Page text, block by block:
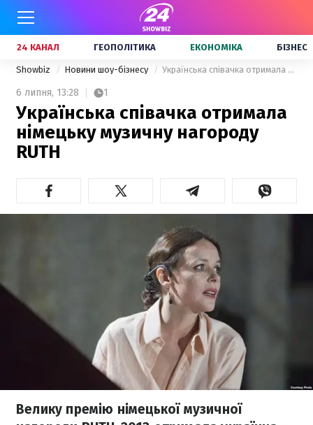
24 КАНАЛ ГЕОПОЛІТИКА ЕКОНОМІКА БІЗНЕС
Showbiz Новини шоу-бізнесу Українська співачка отримала німецьку музичну нагороду RUTH
6 липня, 13:28 1
Українська співачка отримала
німецьку музичну нагороду
RUTH
Велику премію німецької музичної